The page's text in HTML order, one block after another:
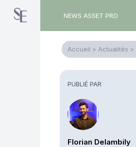
NEWS ASSET PRO
Accueil > Actualités >
PUBLIÉ PAR
Florian Delambily